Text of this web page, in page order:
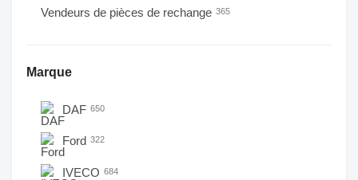
Vendeurs de pièces de rechange 365
Marque
DAF 650
Ford 322
IVECO 684